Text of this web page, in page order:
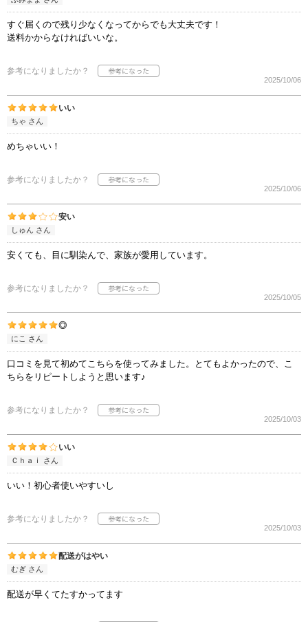
すぐ届くので残り少なくなってからでも大丈夫です！
送料かからなければいいな。
参考になりましたか？
2025/10/06
いい
ちゃ さん
めちゃいい！
参考になりましたか？
2025/10/06
安い
しゅん さん
安くても、目に馴染んで、家族が愛用しています。
参考になりましたか？
2025/10/05
◎
にこ さん
口コミを見て初めてこちらを使ってみました。とてもよかったので、こ
ちらをリピートしようと思います♪
参考になりましたか？
2025/10/03
いい
Ｃｈａｉ さん
いい！初心者使いやすいし
参考になりましたか？
2025/10/03
配送がはやい
むぎ さん
配送が早くてたすかってます